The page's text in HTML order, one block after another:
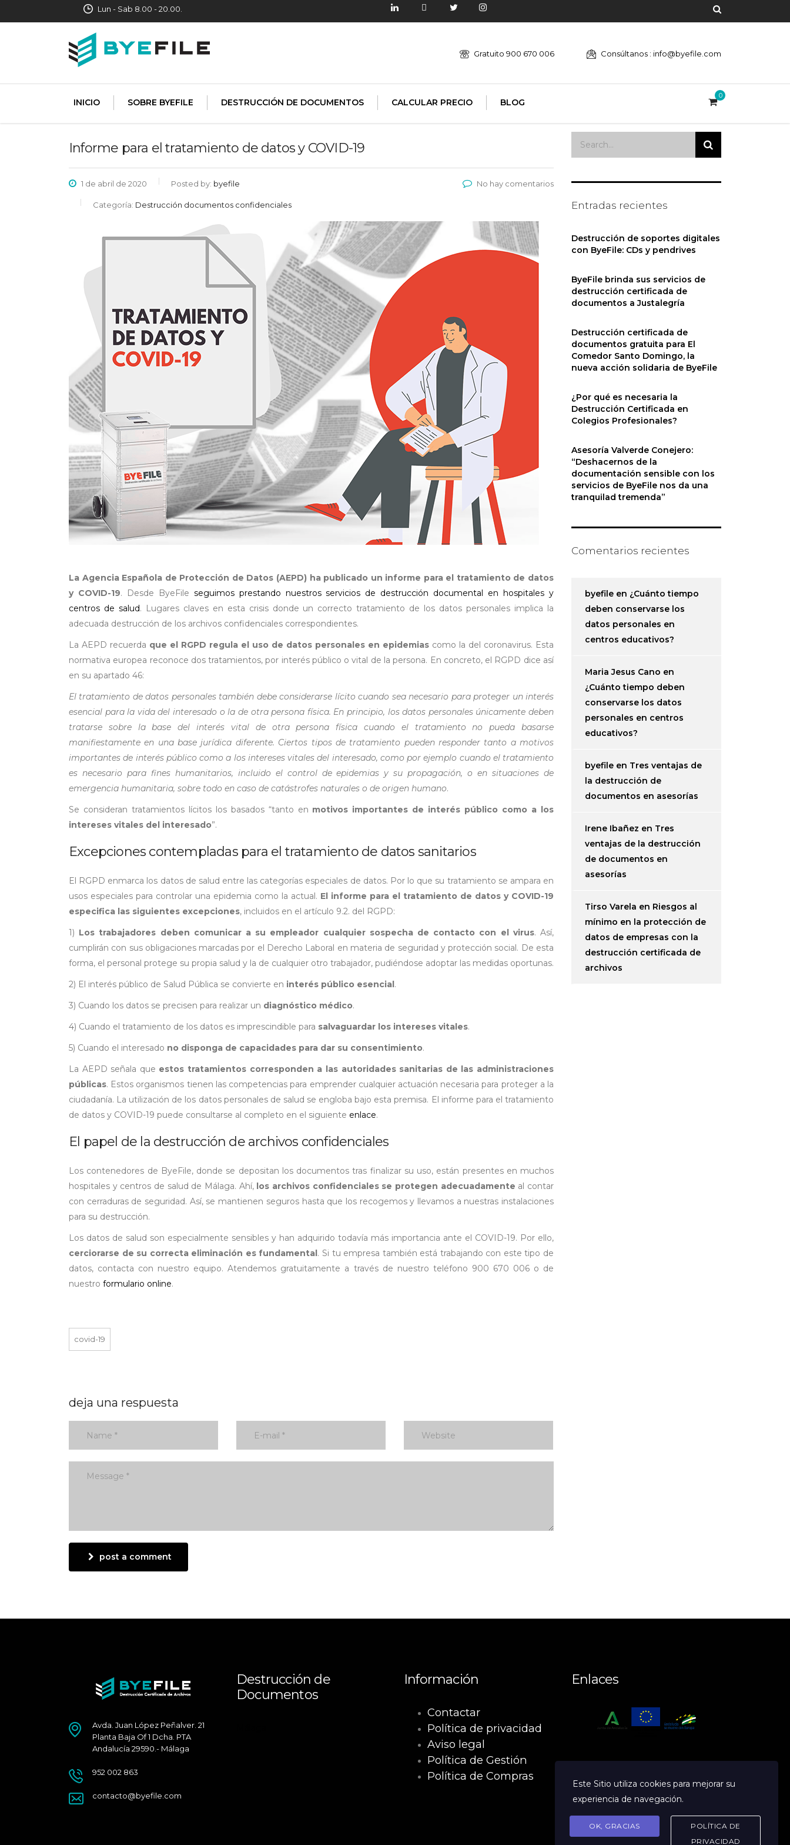
Lun - Sab 8.00 - 20.00.
Gratuito 900 670 006 Consúltanos : info@byefile.com
INICIO SOBRE BYEFILE DESTRUCCIÓN DE DOCUMENTOS CALCULAR PRECIO BLOG
0
Informe para el tratamiento de datos y COVID-19
1 de abril de 2020 Posted by: byefile
Categoría: Destrucción documentos confidenciales
No hay comentarios
La Agencia Española de Protección de Datos (AEPD) ha publicado un informe para el tratamiento de datos
y COVID-19. Desde ByeFile seguimos prestando nuestros servicios de destrucción documental en hospitales y
centros de salud. Lugares claves en esta crisis donde un correcto tratamiento de los datos personales implica la
adecuada destrucción de los archivos confidenciales correspondientes.
La AEPD recuerda que el RGPD regula el uso de datos personales en epidemias como la del coronavirus. Esta
normativa europea reconoce dos tratamientos, por interés público o vital de la persona. En concreto, el RGPD dice así
en su apartado 46:
El tratamiento de datos personales también debe considerarse lícito cuando sea necesario para proteger un interés
esencial para la vida del interesado o la de otra persona física. En principio, los datos personales únicamente deben
tratarse sobre la base del interés vital de otra persona física cuando el tratamiento no pueda basarse
manifiestamente en una base jurídica diferente. Ciertos tipos de tratamiento pueden responder tanto a motivos
importantes de interés público como a los intereses vitales del interesado, como por ejemplo cuando el tratamiento
es necesario para fines humanitarios, incluido el control de epidemias y su propagación, o en situaciones de
emergencia humanitaria, sobre todo en caso de catástrofes naturales o de origen humano.
Se consideran tratamientos lícitos los basados “tanto en motivos importantes de interés público como a los
intereses vitales del interesado”.
Excepciones contempladas para el tratamiento de datos sanitarios
El RGPD enmarca los datos de salud entre las categorías especiales de datos. Por lo que su tratamiento se ampara en
usos especiales para controlar una epidemia como la actual. El informe para el tratamiento de datos y COVID-19
especifica las siguientes excepciones, incluidos en el artículo 9.2. del RGPD:
1) Los trabajadores deben comunicar a su empleador cualquier sospecha de contacto con el virus. Así,
cumplirán con sus obligaciones marcadas por el Derecho Laboral en materia de seguridad y protección social. De esta
forma, el personal protege su propia salud y la de cualquier otro trabajador, pudiéndose adoptar las medidas oportunas.
2) El interés público de Salud Pública se convierte en interés público esencial.
3) Cuando los datos se precisen para realizar un diagnóstico médico.
4) Cuando el tratamiento de los datos es imprescindible para salvaguardar los intereses vitales.
5) Cuando el interesado no disponga de capacidades para dar su consentimiento.
La AEPD señala que estos tratamientos corresponden a las autoridades sanitarias de las administraciones
públicas. Estos organismos tienen las competencias para emprender cualquier actuación necesaria para proteger a la
ciudadanía. La utilización de los datos personales de salud se engloba bajo esta premisa. El informe para el tratamiento
de datos y COVID-19 puede consultarse al completo en el siguiente enlace.
El papel de la destrucción de archivos confidenciales
Los contenedores de ByeFile, donde se depositan los documentos tras finalizar su uso, están presentes en muchos
hospitales y centros de salud de Málaga. Ahí, los archivos confidenciales se protegen adecuadamente al contar
con cerraduras de seguridad. Así, se mantienen seguros hasta que los recogemos y llevamos a nuestras instalaciones
para su destrucción.
Los datos de salud son especialmente sensibles y han adquirido todavía más importancia ante el COVID-19. Por ello,
cerciorarse de su correcta eliminación es fundamental. Si tu empresa también está trabajando con este tipo de
datos, contacta con nuestro equipo. Atendemos gratuitamente a través de nuestro teléfono 900 670 006 o de
nuestro formulario online.
covid-19
deja una respuesta
post a comment
Entradas recientes
Destrucción de soportes digitales
con ByeFile: CDs y pendrives
ByeFile brinda sus servicios de
destrucción certificada de
documentos a Justalegría
Destrucción certificada de
documentos gratuita para El
Comedor Santo Domingo, la
nueva acción solidaria de ByeFile
¿Por qué es necesaria la
Destrucción Certificada en
Colegios Profesionales?
Asesoría Valverde Conejero:
“Deshacernos de la
documentación sensible con los
servicios de ByeFile nos da una
tranquilad tremenda”
Comentarios recientes
byefile en ¿Cuánto tiempo
deben conservarse los
datos personales en
centros educativos?
Maria Jesus Cano en
¿Cuánto tiempo deben
conservarse los datos
personales en centros
educativos?
byefile en Tres ventajas de
la destrucción de
documentos en asesorías
Irene Ibañez en Tres
ventajas de la destrucción
de documentos en
asesorías
Tirso Varela en Riesgos al
mínimo en la protección de
datos de empresas con la
destrucción certificada de
archivos
Avda. Juan López Peñalver. 21
Planta Baja Of 1 Dcha. PTA
Andalucía 29590.- Málaga
952 002 863
contacto@byefile.com
Destrucción de
Documentos
Información
Contactar
Política de privacidad
Aviso legal
Política de Gestión
Política de Compras
Enlaces
Este Sitio utiliza cookies para mejorar su
experiencia de navegación.
OK, GRACIAS
POLÍTICA DE
PRIVACIDAD